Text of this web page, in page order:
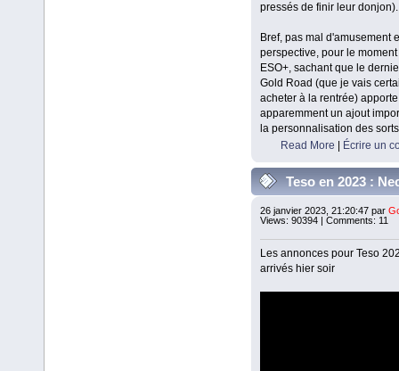
pressés de finir leur donjon).
Bref, pas mal d'amusement
perspective, pour le
ESO+, sachant que le
Gold Road (que je vais
acheter à la rentrée) apporte
apparemment un ajout
la personnalisation des
Read More | Écrire un
Teso en 2023 :
26 janvier 2023, 21:20:47 par
Views: 90394 | Comments: 11
Les annonces pour Teso
arrivés hier soir